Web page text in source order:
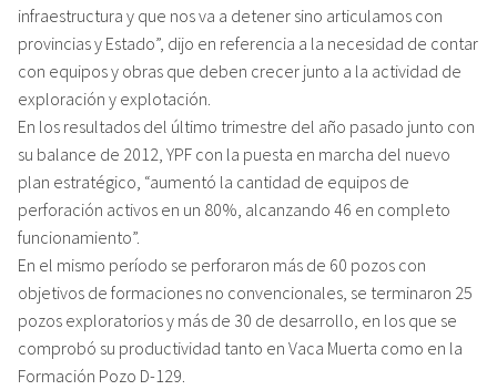
infraestructura y que nos va a detener sino articulamos con
provincias y Estado”, dijo en referencia a la necesidad de contar
con equipos y obras que deben crecer junto a la actividad de
exploración y explotación.
En los resultados del último trimestre del año pasado junto con
su balance de 2012, YPF con la puesta en marcha del nuevo
plan estratégico, “aumentó la cantidad de equipos de
perforación activos en un 80%, alcanzando 46 en completo
funcionamiento”.
En el mismo período se perforaron más de 60 pozos con
objetivos de formaciones no convencionales, se terminaron 25
pozos exploratorios y más de 30 de desarrollo, en los que se
comprobó su productividad tanto en Vaca Muerta como en la
Formación Pozo D-129.